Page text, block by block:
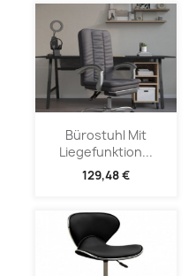
Bürostuhl Mit
Liegefunktion...
129,48 €